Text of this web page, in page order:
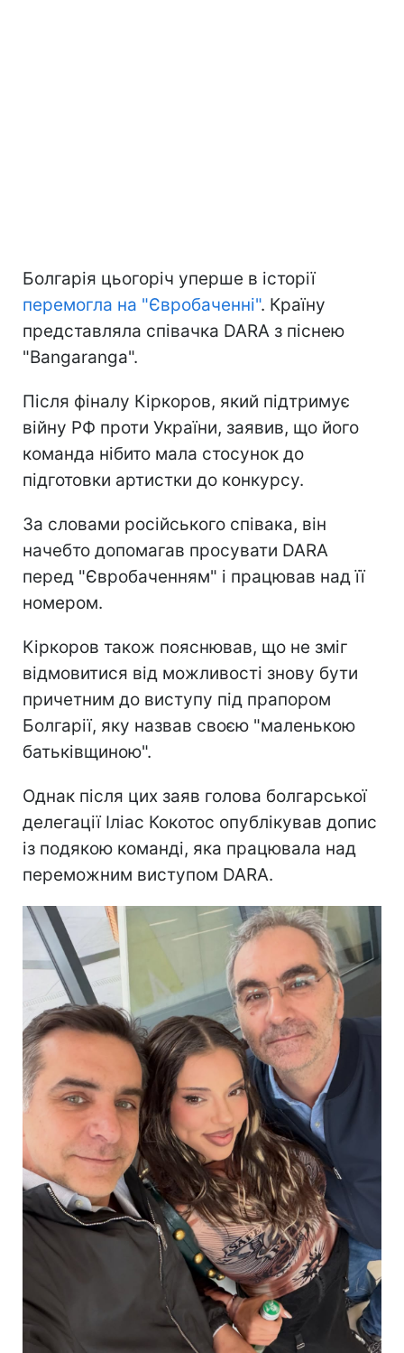
Болгарія цьогоріч уперше в історії
перемогла на "Євробаченні". Країну
представляла співачка DARA з піснею
"Bangaranga".
Після фіналу Кіркоров, який підтримує
війну РФ проти України, заявив, що його
команда нібито мала стосунок до
підготовки артистки до конкурсу.
За словами російського співака, він
начебто допомагав просувати DARA
перед "Євробаченням" і працював над її
номером.
Кіркоров також пояснював, що не зміг
відмовитися від можливості знову бути
причетним до виступу під прапором
Болгарії, яку назвав своєю "маленькою
батьківщиною".
Однак після цих заяв голова болгарської
делегації Іліас Кокотос опублікував допис
із подякою команді, яка працювала над
переможним виступом DARA.